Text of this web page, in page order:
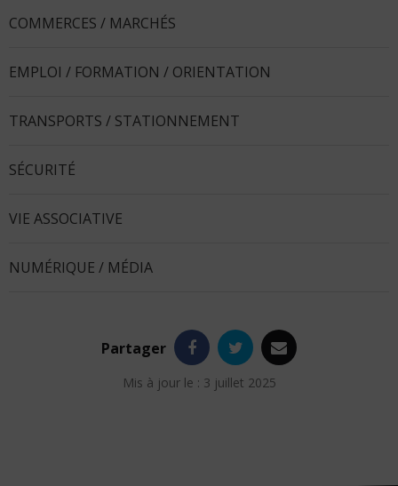
COMMERCES / MARCHÉS
EMPLOI / FORMATION / ORIENTATION
TRANSPORTS / STATIONNEMENT
SÉCURITÉ
VIE ASSOCIATIVE
NUMÉRIQUE / MÉDIA
Partager Facebook
Twitter
e-
Mis à jour le : 3 juillet 2025